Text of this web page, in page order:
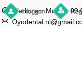
Inloggen
Werkuren: Ma.–vr.